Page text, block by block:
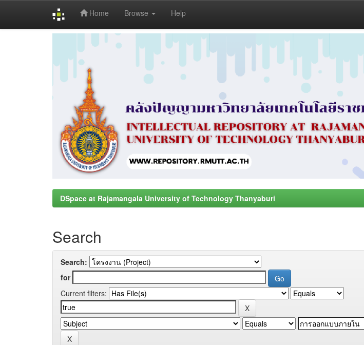
Home Browse Help
DSpace at Rajamangala University of Technology Thanyaburi
Search
Search:
for
Current filters: